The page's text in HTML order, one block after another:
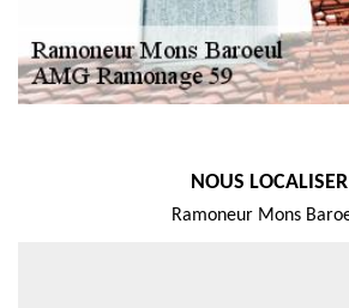
NOUS LOCALISER
Ramoneur Mons